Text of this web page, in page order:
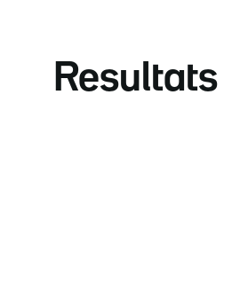
Resultats